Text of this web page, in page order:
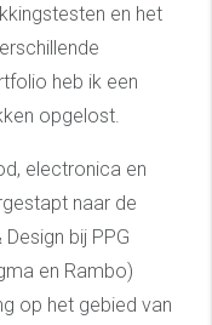
en het
heb ik een
opgelost.
electronica en
naar de
bij PPG
en Rambo)
op het gebied van